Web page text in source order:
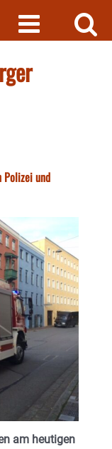
Polizei und
am heutigen